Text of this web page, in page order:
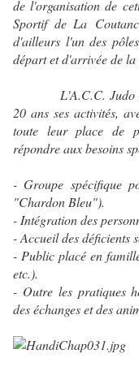
de l'organisation de
Sportif de La
d'ailleurs l'un des
départ et d'arrivée de la
L'A.C.C. Judo -
20 ans ses activités,
toute leur place de
répondre aux besoins
- Groupe spécifique
"Chardon Bleu").
- Intégration des
- Accueil des déficients
- Public placé en
etc.).
- Outre les pratiques
des échanges et des